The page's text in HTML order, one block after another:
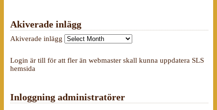
Akiverade inlägg
Akiverade inlägg
Login är till för att fler än webmaster skall kunna uppdatera SLS
hemsida
Inloggning administratörer